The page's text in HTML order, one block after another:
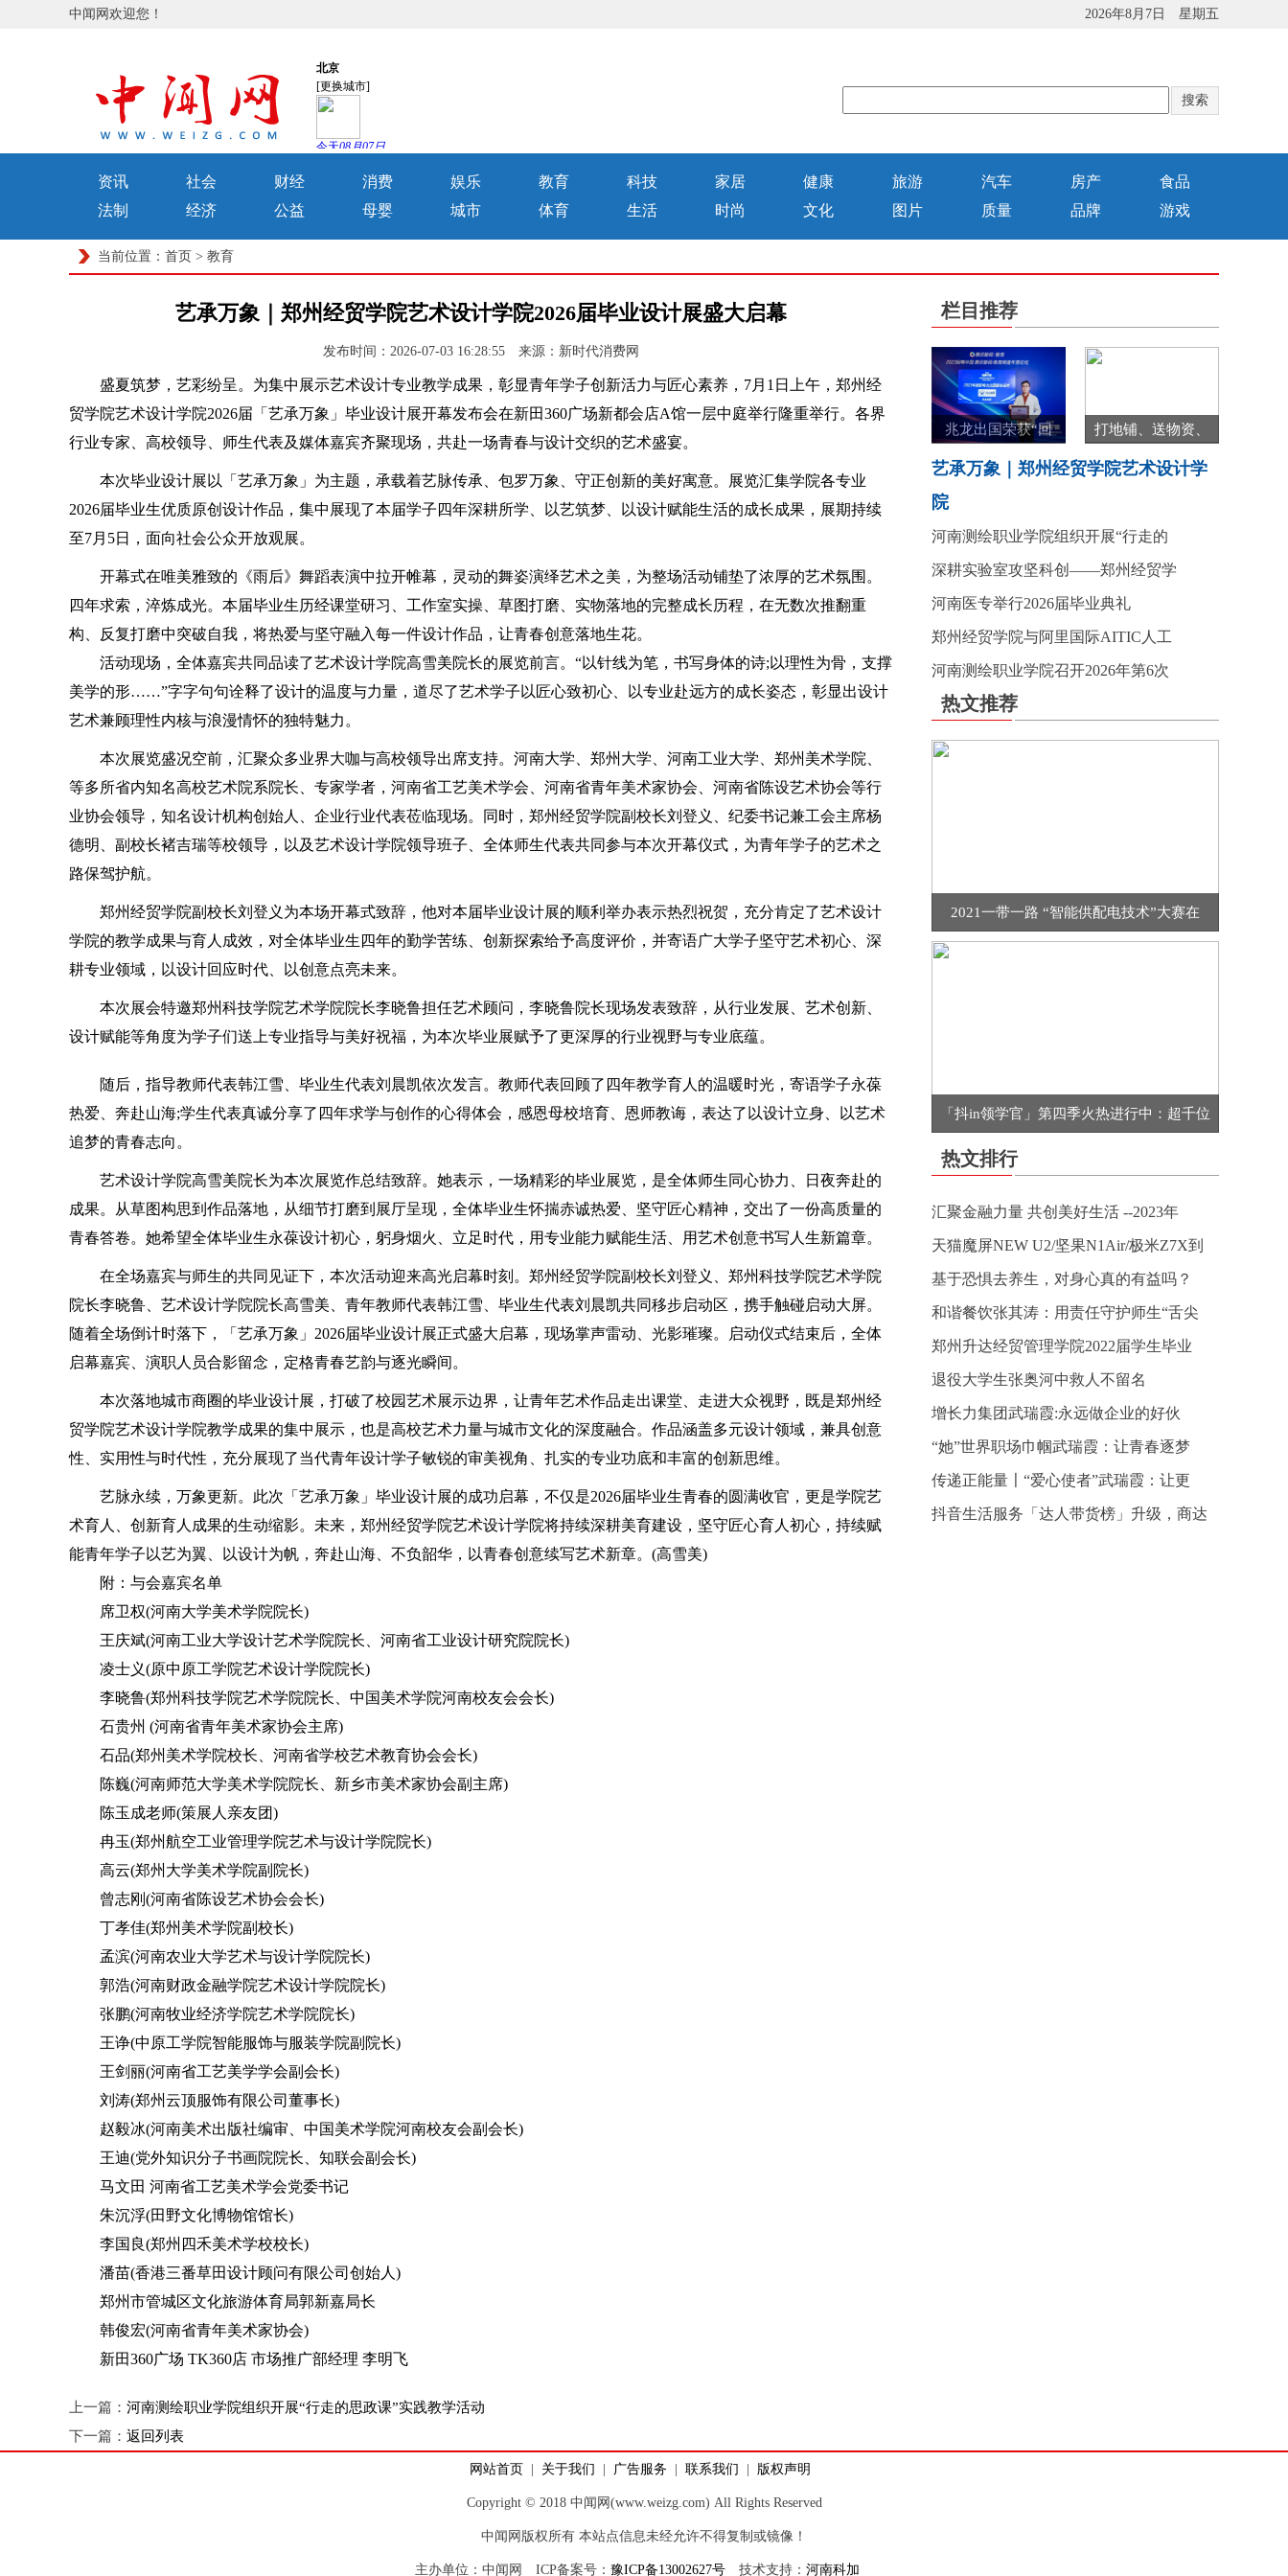
中闻网欢迎您！ 2026年8月7日 星期五
资讯 社会 财经 消费 娱乐 教育 科技 家居 健康 旅游 汽车 房产
食品
法制
经济 公益 母婴 城市 体育 生活 时尚 文化 图片 质量 品牌 游戏
当前位置： 首页 > 教育
艺承万象｜郑州经贸学院艺术设计学院2026届毕业设计展盛大启幕
发布时间：2026-07-03 16:28:55 来源：新时代消费网
盛夏筑梦，艺彩纷呈。为集中展示艺术设计专业教学成果，彰显青年学子创新活力与匠心素养，7月1日上午，郑州经
贸学院艺术设计学院2026届「艺承万象」毕业设计展开幕发布会在新田360广场新都会店A馆一层中庭举行隆重举行。各界
行业专家、高校领导、师生代表及媒体嘉宾齐聚现场，共赴一场青春与设计交织的艺术盛宴。
本次毕业设计展以「艺承万象」为主题，承载着艺脉传承、包罗万象、守正创新的美好寓意。展览汇集学院各专业
2026届毕业生优质原创设计作品，集中展现了本届学子四年深耕所学、以艺筑梦、以设计赋能生活的成长成果，展期持续
至7月5日，面向社会公众开放观展。
开幕式在唯美雅致的《雨后》舞蹈表演中拉开帷幕，灵动的舞姿演绎艺术之美，为整场活动铺垫了浓厚的艺术氛围。
四年求索，淬炼成光。本届毕业生历经课堂研习、工作室实操、草图打磨、实物落地的完整成长历程，在无数次推翻重
构、反复打磨中突破自我，将热爱与坚守融入每一件设计作品，让青春创意落地生花。
活动现场，全体嘉宾共同品读了艺术设计学院高雪美院长的展览前言。“以针线为笔，书写身体的诗;以理性为骨，支撑
美学的形……”字字句句诠释了设计的温度与力量，道尽了艺术学子以匠心致初心、以专业赴远方的成长姿态，彰显出设计
艺术兼顾理性内核与浪漫情怀的独特魅力。
本次展览盛况空前，汇聚众多业界大咖与高校领导出席支持。河南大学、郑州大学、河南工业大学、郑州美术学院、
等多所省内知名高校艺术院系院长、专家学者，河南省工艺美术学会、河南省青年美术家协会、河南省陈设艺术协会等行
业协会领导，知名设计机构创始人、企业行业代表莅临现场。同时，郑州经贸学院副校长刘登义、纪委书记兼工会主席杨
德明、副校长褚吉瑞等校领导，以及艺术设计学院领导班子、全体师生代表共同参与本次开幕仪式，为青年学子的艺术之
路保驾护航。
郑州经贸学院副校长刘登义为本场开幕式致辞，他对本届毕业设计展的顺利举办表示热烈祝贺，充分肯定了艺术设计
学院的教学成果与育人成效，对全体毕业生四年的勤学苦练、创新探索给予高度评价，并寄语广大学子坚守艺术初心、深
耕专业领域，以设计回应时代、以创意点亮未来。
本次展会特邀郑州科技学院艺术学院院长李晓鲁担任艺术顾问，李晓鲁院长现场发表致辞，从行业发展、艺术创新、
设计赋能等角度为学子们送上专业指导与美好祝福，为本次毕业展赋予了更深厚的行业视野与专业底蕴。
随后，指导教师代表韩江雪、毕业生代表刘晨凯依次发言。教师代表回顾了四年教学育人的温暖时光，寄语学子永葆
热爱、奔赴山海;学生代表真诚分享了四年求学与创作的心得体会，感恩母校培育、恩师教诲，表达了以设计立身、以艺术
追梦的青春志向。
艺术设计学院高雪美院长为本次展览作总结致辞。她表示，一场精彩的毕业展览，是全体师生同心协力、日夜奔赴的
成果。从草图构思到作品落地，从细节打磨到展厅呈现，全体毕业生怀揣赤诚热爱、坚守匠心精神，交出了一份高质量的
青春答卷。她希望全体毕业生永葆设计初心，躬身烟火、立足时代，用专业能力赋能生活、用艺术创意书写人生新篇章。
在全场嘉宾与师生的共同见证下，本次活动迎来高光启幕时刻。郑州经贸学院副校长刘登义、郑州科技学院艺术学院
院长李晓鲁、艺术设计学院院长高雪美、青年教师代表韩江雪、毕业生代表刘晨凯共同移步启动区，携手触碰启动大屏。
随着全场倒计时落下，「艺承万象」2026届毕业设计展正式盛大启幕，现场掌声雷动、光影璀璨。启动仪式结束后，全体
启幕嘉宾、演职人员合影留念，定格青春艺韵与逐光瞬间。
本次落地城市商圈的毕业设计展，打破了校园艺术展示边界，让青年艺术作品走出课堂、走进大众视野，既是郑州经
贸学院艺术设计学院教学成果的集中展示，也是高校艺术力量与城市文化的深度融合。作品涵盖多元设计领域，兼具创意
性、实用性与时代性，充分展现了当代青年设计学子敏锐的审美视角、扎实的专业功底和丰富的创新思维。
艺脉永续，万象更新。此次「艺承万象」毕业设计展的成功启幕，不仅是2026届毕业生青春的圆满收官，更是学院艺
术育人、创新育人成果的生动缩影。未来，郑州经贸学院艺术设计学院将持续深耕美育建设，坚守匠心育人初心，持续赋
能青年学子以艺为翼、以设计为帆，奔赴山海、不负韶华，以青春创意续写艺术新章。(高雪美)
附：与会嘉宾名单
席卫权(河南大学美术学院院长)
王庆斌(河南工业大学设计艺术学院院长、河南省工业设计研究院院长)
凌士义(原中原工学院艺术设计学院院长)
李晓鲁(郑州科技学院艺术学院院长、中国美术学院河南校友会会长)
石贵州 (河南省青年美术家协会主席)
石品(郑州美术学院校长、河南省学校艺术教育协会会长)
陈巍(河南师范大学美术学院院长、新乡市美术家协会副主席)
陈玉成老师(策展人亲友团)
冉玉(郑州航空工业管理学院艺术与设计学院院长)
高云(郑州大学美术学院副院长)
曾志刚(河南省陈设艺术协会会长)
丁孝佳(郑州美术学院副校长)
孟滨(河南农业大学艺术与设计学院院长)
郭浩(河南财政金融学院艺术设计学院院长)
张鹏(河南牧业经济学院艺术学院院长)
王诤(中原工学院智能服饰与服装学院副院长)
王剑丽(河南省工艺美学学会副会长)
刘涛(郑州云顶服饰有限公司董事长)
赵毅冰(河南美术出版社编审、中国美术学院河南校友会副会长)
王迪(党外知识分子书画院院长、知联会副会长)
马文田 河南省工艺美术学会党委书记
朱沉浮(田野文化博物馆馆长)
李国良(郑州四禾美术学校校长)
潘苗(香港三番草田设计顾问有限公司创始人)
郑州市管城区文化旅游体育局郭新嘉局长
韩俊宏(河南省青年美术家协会)
新田360广场 TK360店 市场推广部经理 李明飞
上一篇： 河南测绘职业学院组织开展“行走的思政课”实践教学活动
下一篇： 返回列表
栏目推荐
兆龙出国荣获“回 打地铺、送物资、
艺承万象｜郑州经贸学院艺术设计学
院
河南测绘职业学院组织开展“行走的
深耕实验室攻坚科创——郑州经贸学
河南医专举行2026届毕业典礼
郑州经贸学院与阿里国际AITIC人工
河南测绘职业学院召开2026年第6次
热文推荐
2021一带一路 “智能供配电技术”大赛在
「抖in领学官」第四季火热进行中：超千位
热文排行
汇聚金融力量 共创美好生活 --2023年
天猫魔屏NEW U2/坚果N1Air/极米Z7X到
基于恐惧去养生，对身心真的有益吗？
和谐餐饮张其涛：用责任守护师生“舌尖
郑州升达经贸管理学院2022届学生毕业
退役大学生张奥河中救人不留名
增长力集团武瑞霞:永远做企业的好伙
“她”世界职场巾帼武瑞霞：让青春逐梦
传递正能量〡“爱心使者”武瑞霞：让更
抖音生活服务「达人带货榜」升级，商达
网站首页 关于我们 广告服务 联系我们 版权声明
Copyright © 2018 中闻网(www.weizg.com) All Rights Reserved
中闻网版权所有 本站点信息未经允许不得复制或镜像！
主办单位：中闻网 ICP备案号： 豫ICP备13002627号 技术支持： 河南科加